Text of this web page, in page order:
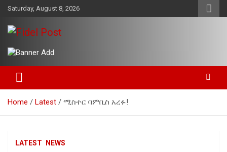
Skip
content
Saturday, August 8, 2026
Fidel Post
Home Latest ሚስተር ባምቢስ አረፉ!
LATEST NEWS